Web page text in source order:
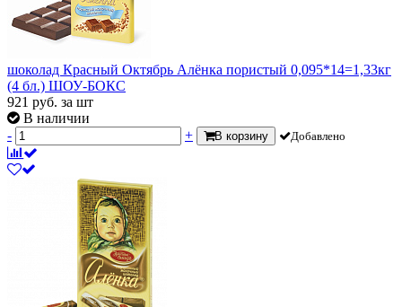
шоколад Красный Октябрь Алёнка пористый 0,095*14=1,33кг
(4 бл.) ШОУ-БОКС
921 руб. за шт
В наличии
-
+ В корзину Добавлено